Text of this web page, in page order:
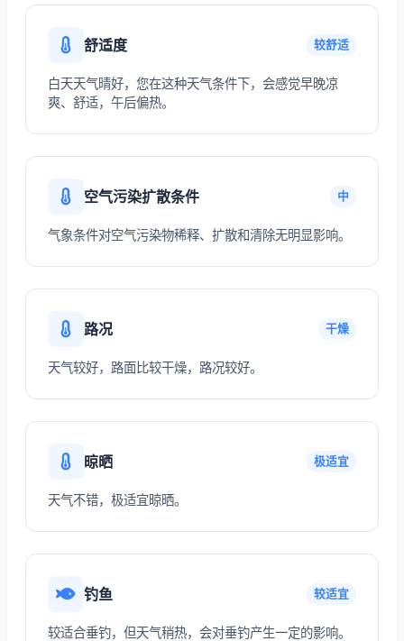
舒适度 较舒适
白天天气晴好，您在这种天气条件下，会感觉早晚凉
爽、舒适，午后偏热。
空气污染扩散条件 中
气象条件对空气污染物稀释、扩散和清除无明显影响。
路况 干燥
天气较好，路面比较干燥，路况较好。
晾晒 极适宜
天气不错，极适宜晾晒。
钓鱼 较适宜
较适合垂钓，但天气稍热，会对垂钓产生一定的影响。